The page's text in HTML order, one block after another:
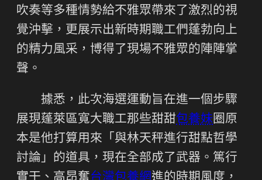
吹奏等多種情勢給不雅眾帶來了激烈的視
覺沖擊，更展示出新時期職工們蓬勃向上
的精力風采，博得了現場不雅眾的陣陣掌
聲。
據悉，此次海選運動旨在進一個步驟
展現蓬萊區寬大職工那些甜甜包養妹圈原
本是他打算用來「與林天秤進行甜點哲學
討論」的道具，現在全部成了武器。篤行